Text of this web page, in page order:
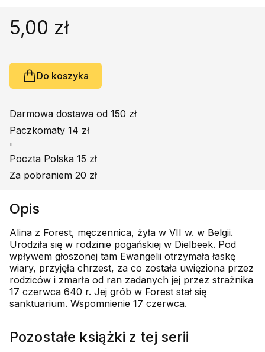
Promocja
5,00 zł
Do koszyka
Darmowa dostawa od 150 zł
Paczkomaty 14 zł
'
Poczta Polska 15 zł
Za pobraniem 20 zł
Opis
Alina z Forest, męczennica, żyła w VII w. w Belgii.
Urodziła się w rodzinie pogańskiej w Dielbeek. Pod
wpływem głoszonej tam Ewangelii otrzymała łaskę
wiary, przyjęła chrzest, za co została uwięziona przez
rodziców i zmarła od ran zadanych jej przez strażnika
17 czerwca 640 r. Jej grób w Forest stał się
sanktuarium. Wspomnienie 17 czerwca.
Pozostałe książki z tej serii